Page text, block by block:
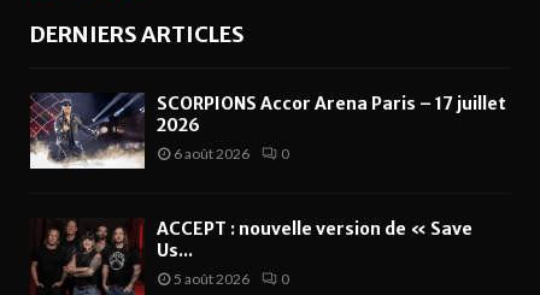
DERNIERS ARTICLES
SCORPIONS Accor Arena Paris – 17 juillet
2026
6 août 2026 0
ACCEPT : nouvelle version de « Save
Us...
5 août 2026 0